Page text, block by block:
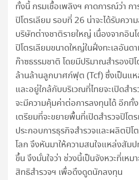
ทั้งนี้ กรมเชื้อเพลิงฯ คาดการณ์ว่า ก
ปิโตรเลียม รอบที่ 26 น่าจะได้รับควา
บริษัทต่างชาติรายใหญ่ เนื่องจากอิน
ปิโตรเลียมขนาดใหญ่ในฝั่งทะเลอันด
ก๊าซธรรมชาติ โดยมีปริมาณสำรองปิ
ล้านล้านลูกบาศก์ฟุต (Tcf) ซึ่งเป็นแ
และอยู่ใกล้กับบริเวณที่ไทยจะเปิดสำ
จะมีความคุ้มค่าต่อการลงทุนได้ อีกทั้
เตรียมที่จะขยายพื้นที่เปิดสำรวจปิโต
ประกอบการธุรกิจสำรวจและผลิตปิโ
โลก จึงหันมาให้ความสนใจแหล่งสัม
ขึ้น จึงมั่นใจว่า ช่วงนี้เป็นจังหวะที่เหม
สิทธิสำรวจฯ เพื่อดึงดูดนักลงทุน